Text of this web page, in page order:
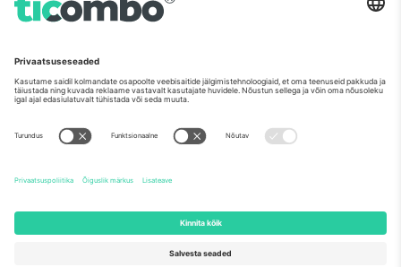
Regus Sofia City West, bul
Totleben 53-55, 1606 Sofia,
UAE Dubai Silicon Oasis, DDP
Mexico
Av Chapultepec 360, Roma
Norte, Cuauhtémoc, 06700
Ciudad de México, CDMX,
sündmusest ja/või domeenist. Detailide jaoks vaata konkreetse
sündmuse lehte, impressumit ja tingimusi.,
2026 Ticombo. Kõik õigused kaitstud.